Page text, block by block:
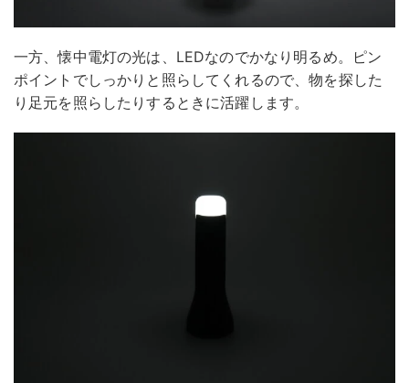
一方、懐中電灯の光は、LEDなのでかなり明るめ。ピン
ポイントでしっかりと照らしてくれるので、物を探した
り足元を照らしたりするときに活躍します。